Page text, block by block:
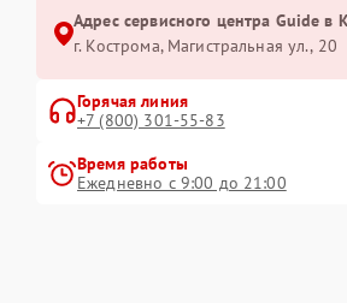
Адрес сервисного центра Guide в
г. Кострома, Магистральная ул., 20
Горячая линия
+7 (800) 301-55-83
Время работы
Ежедневно с 9:00 до 21:00